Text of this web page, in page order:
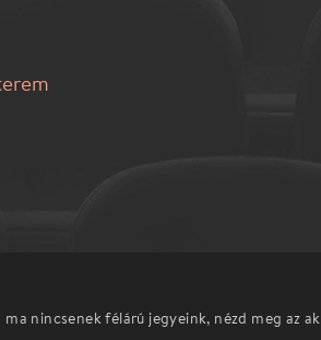
ma nincsenek félárú jegyeink, nézd meg az